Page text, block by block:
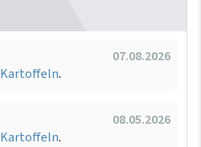
07.08.2026
Kartoffeln.
08.05.2026
Kartoffeln.